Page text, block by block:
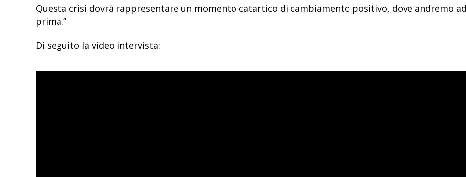
Questa crisi dovrà rappresentare un momento catartico di cambiamento positivo, dove andremo
prima.”
Di seguito la video intervista: